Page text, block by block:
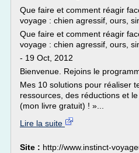
Que faire et comment réagir
voyage : chien agressif, ours,
Que faire et comment réagir
voyage : chien agressif, ours,
- 19 Oct, 2012
Bienvenue. Rejoins le
Mes 10 solutions pour réaliser
ressources, des réductions et
(mon livre gratuit) ! »...
Lire la suite
Site : http://www.instinct-